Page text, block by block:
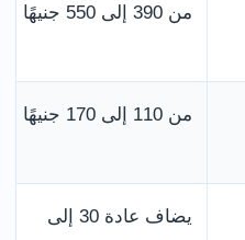
من 390 إلى 550 جنيهًا
من 110 إلى 170 جنيهًا
يضاف عادة 30 إلى